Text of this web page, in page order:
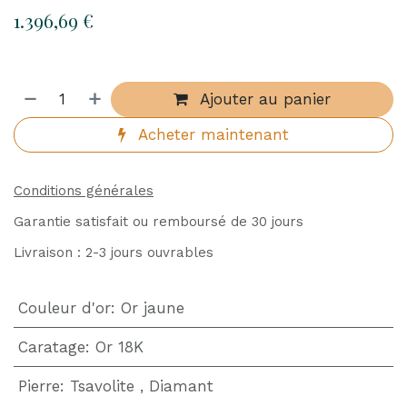
1.396,69 €
Ajouter au panier
Acheter maintenant
Conditions générales
Garantie satisfait ou remboursé de 30 jours
Livraison : 2-3 jours ouvrables
Couleur d'or: Or jaune
Caratage: Or 18K
Pierre: Tsavolite , Diamant